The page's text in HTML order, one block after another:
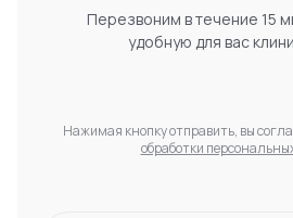
Перезвоним в течение 15
удобную для вас
Нажимая кнопку отправить, вы
обработки